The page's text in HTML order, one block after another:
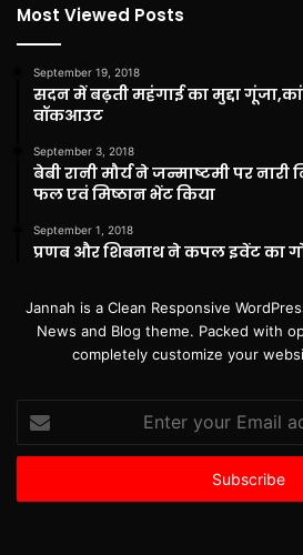
Most Viewed Posts
September 19, 2018
सदन में बढ़ती महंगाई का मुद्दा
वॉकआउट
September 3, 2018
बेबी रानी मौर्य ने जन्माष्टमी पर
फल एवं मिष्ठान भेंट किया
September 1, 2018
प्रणब और शिबनाथ ने कपल इवेंट का
Jannah is a Clean Responsive
News and Blog theme. Packed with
completely customize your
your
Email